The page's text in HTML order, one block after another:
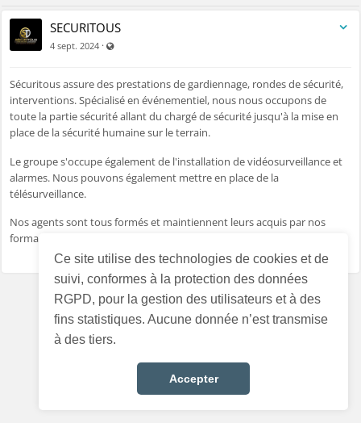
Ce site utilise des technologies de cookies et de
suivi, conformes à la protection des données
RGPD, pour la gestion des utilisateurs et à des
fins statistiques. Aucune donnée n’est transmise
à des tiers.
Accepter
SECURITOUS
4 sept. 2024 ·
Sécuritous assure des prestations de gardiennage, rondes de sécurité,
interventions. Spécialisé en événementiel, nous nous occupons de
toute la partie sécurité allant du chargé de sécurité jusqu'à la mise en
place de la sécurité humaine sur le terrain.
Le groupe s'occupe également de l'installation de vidéosurveillance et
alarmes. Nous pouvons également mettre en place de la
télésurveillance.
Nos agents sont tous formés et maintiennent leurs acquis par nos
formateurs agréés.